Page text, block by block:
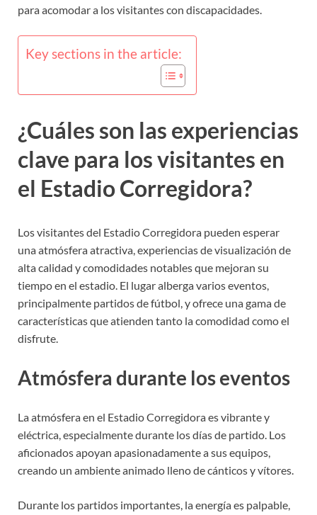
para acomodar a los visitantes con discapacidades.
Key sections in the article:
¿Cuáles son las experiencias
clave para los visitantes en
el Estadio Corregidora?
Los visitantes del Estadio Corregidora pueden esperar
una atmósfera atractiva, experiencias de visualización de
alta calidad y comodidades notables que mejoran su
tiempo en el estadio. El lugar alberga varios eventos,
principalmente partidos de fútbol, y ofrece una gama de
características que atienden tanto la comodidad como el
disfrute.
Atmósfera durante los eventos
La atmósfera en el Estadio Corregidora es vibrante y
eléctrica, especialmente durante los días de partido. Los
aficionados apoyan apasionadamente a sus equipos,
creando un ambiente animado lleno de cánticos y vítores.
Durante los partidos importantes, la energía es palpable,